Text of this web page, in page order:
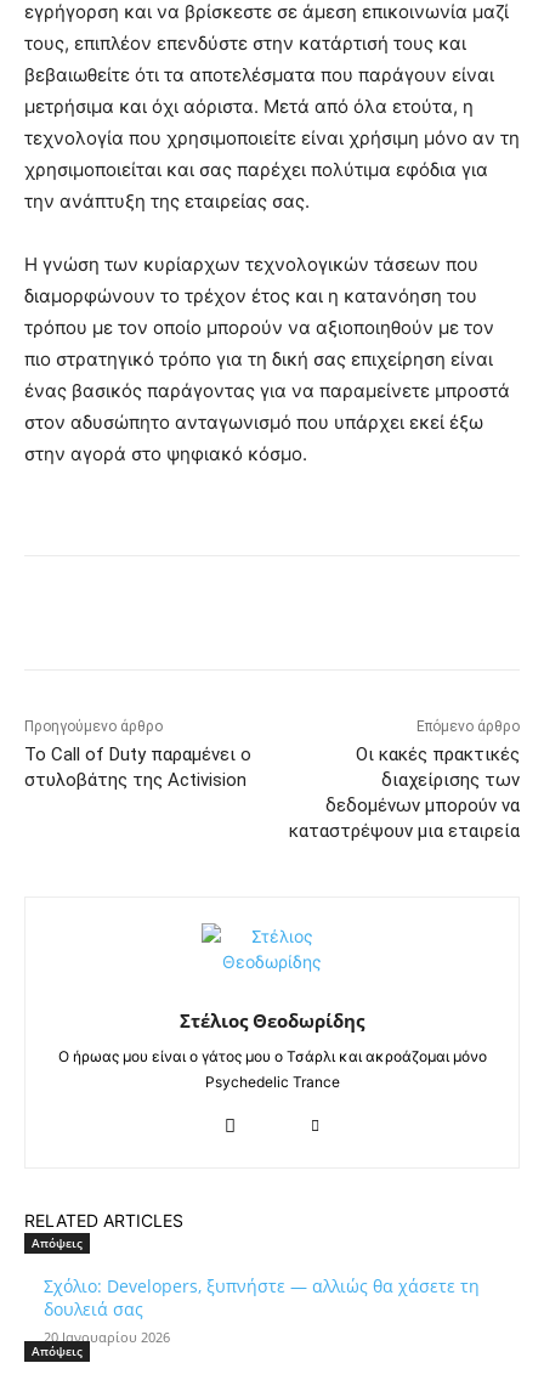
εγρήγορση και να βρίσκεστε σε άμεση επικοινωνία μαζί
τους, επιπλέον επενδύστε στην κατάρτισή τους και
βεβαιωθείτε ότι τα αποτελέσματα που παράγουν είναι
μετρήσιμα και όχι αόριστα. Μετά από όλα ετούτα, η
τεχνολογία που χρησιμοποιείτε είναι χρήσιμη μόνο αν τη
χρησιμοποιείται και σας παρέχει πολύτιμα εφόδια για
την ανάπτυξη της εταιρείας σας.
Η γνώση των κυρίαρχων τεχνολογικών τάσεων που
διαμορφώνουν το τρέχον έτος και η κατανόηση του
τρόπου με τον οποίο μπορούν να αξιοποιηθούν με τον
πιο στρατηγικό τρόπο για τη δική σας επιχείρηση είναι
ένας βασικός παράγοντας για να παραμείνετε μπροστά
στον αδυσώπητο ανταγωνισμό που υπάρχει εκεί έξω
στην αγορά στο ψηφιακό κόσμο.
Προηγούμενο άρθρο
Το Call of Duty παραμένει ο
στυλοβάτης της Activision
Επόμενο άρθρο
Οι κακές πρακτικές
διαχείρισης των
δεδομένων μπορούν να
καταστρέψουν μια εταιρεία
Στέλιος Θεοδωρίδης
Ο ήρωας μου είναι ο γάτος μου ο Τσάρλι και ακροάζομαι μόνο
Psychedelic Trance
RELATED ARTICLES
Απόψεις
Σχόλιο: Developers, ξυπνήστε — αλλιώς θα χάσετε τη
δουλειά σας
20 Ιανουαρίου 2026
Απόψεις